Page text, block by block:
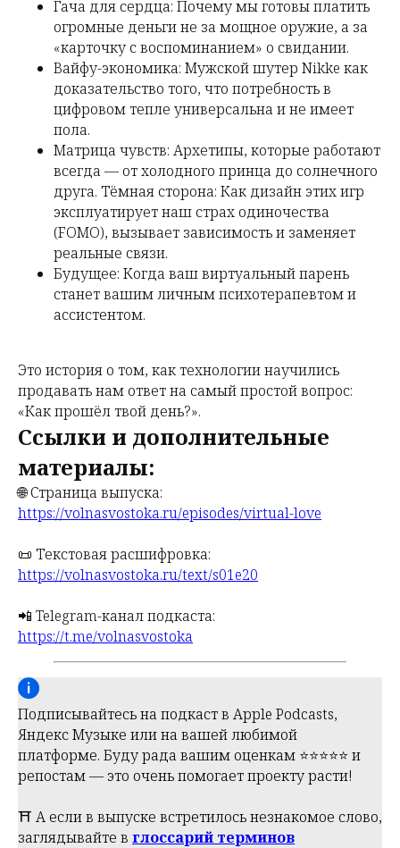
Гача для сердца: Почему мы готовы платить
огромные деньги не за мощное оружие, а за
«карточку с воспоминанием» о свидании.
Вайфу-экономика: Мужской шутер Nikke как
доказательство того, что потребность в
цифровом тепле универсальна и не имеет
пола.
Матрица чувств: Архетипы, которые работают
всегда — от холодного принца до солнечного
друга. Тёмная сторона: Как дизайн этих игр
эксплуатирует наш страх одиночества
(FOMO), вызывает зависимость и заменяет
реальные связи.
Будущее: Когда ваш виртуальный парень
станет вашим личным психотерапевтом и
ассистентом.
Это история о том, как технологии научились
продавать нам ответ на самый простой вопрос:
«Как прошёл твой день?».
Ссылки и дополнительные
материалы:
🌐 Страница выпуска:
https://volnasvostoka.ru/episodes/virtual-love
📜 Текстовая расшифровка:
https://volnasvostoka.ru/text/s01e20
📲 Telegram-канал подкаста:
https://t.me/volnasvostoka
Подписывайтесь на подкаст в Apple Podcasts,
Яндекс Музыке или на вашей любимой
платформе. Буду рада вашим оценкам ⭐️⭐️⭐️⭐️⭐️ и
репостам — это очень помогает проекту расти!
⛩️ А если в выпуске встретилось незнакомое слово,
заглядывайте в глоссарий терминов